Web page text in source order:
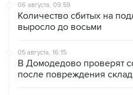
06 августа, 09:59
Количество сбитых на
выросло до восьми
05 августа, 16:15
В Домодедово проверят
после повреждения